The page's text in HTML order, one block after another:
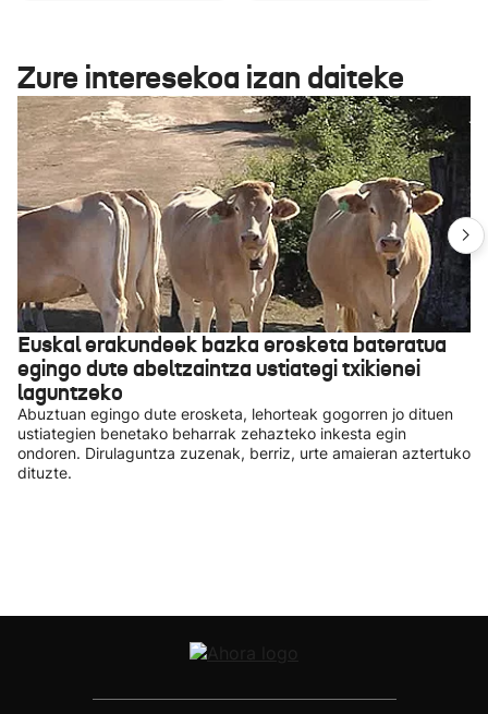
Zure interesekoa izan daiteke
Euskal erakundeek bazka erosketa bateratua
egingo dute abeltzaintza ustiategi txikienei
laguntzeko
Abuztuan egingo dute erosketa, lehorteak gogorren jo dituen
ustiategien benetako beharrak zehazteko inkesta egin
ondoren. Dirulaguntza zuzenak, berriz, urte amaieran aztertuko
dituzte.